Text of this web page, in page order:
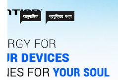
আনুষাঙ্গিক প্রযুক্রির পণ্য